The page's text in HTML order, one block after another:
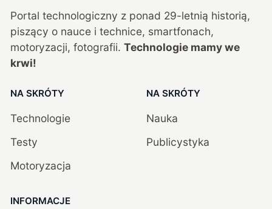
Portal technologiczny z ponad 29-letnią historią,
piszący o nauce i technice, smartfonach,
motoryzacji, fotografii. Technologie mamy we
krwi!
NA SKRÓTY
Technologie
Testy
Motoryzacja
NA SKRÓTY
Nauka
Publicystyka
INFORMACJE